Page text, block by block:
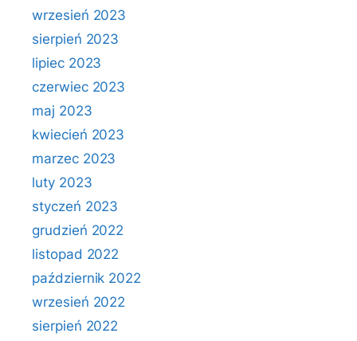
wrzesień 2023
sierpień 2023
lipiec 2023
czerwiec 2023
maj 2023
kwiecień 2023
marzec 2023
luty 2023
styczeń 2023
grudzień 2022
listopad 2022
październik 2022
wrzesień 2022
sierpień 2022